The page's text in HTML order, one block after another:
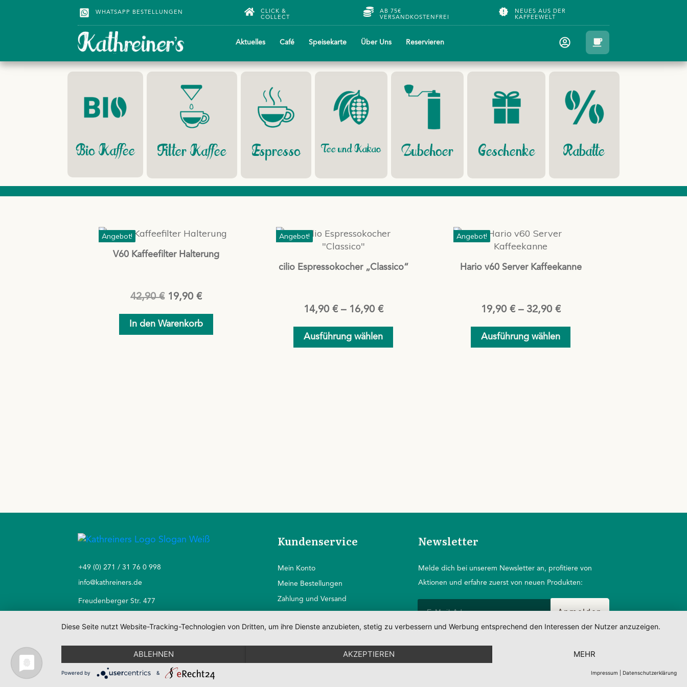
WHATSAPP BESTELLUNGEN
CLICK &
COLLECT
AB 75€
VERSANDKOSTENFREI
NEUES AUS DER
KAFFEEWELT
Aktuelles Café Speisekarte Über Uns Reservieren
Bio Kaffee Filter Kaffee Espresso Tee und Kakao Zubehoer Geschenke Rabatte
Angebot!
V60 Kaffeefilter Halterung
42,90€ Ursprünglicher
war:
19,90€Aktueller
ist:
In den Warenkorb
Angebot!
cilio Espressokocher „Classico“
14,90 €– 16,90 €
Ausführung wählen
Dieses
Produkt
mehrere
Die
können
auf
Angebot!
Hario v60 Server Kaffeekanne
19,90 €– 32,90 €
Ausführung wählen
Dieses
Produkt
mehrere
Die
können
auf
+49 (0) 271 / 31 76 0 998
info@kathreiners.de
Freudenberger Str. 477
Kundenservice
Mein Konto
Meine Bestellungen
Zahlung und Versand
Unser Bio-Zertifikat
Newsletter
Melde dich bei unserem Newsletter an, profitiere von
Aktionen und erfahre zuerst von neuen Produkten:
Anmelden
Datenschutz POWERED BY SEYER MARKETING ©2022
Diese Seite nutzt Website-Tracking-Technologien von Dritten, um ihre Dienste anzubieten, stetig zu verbessern und Werbung entsprechend den Interessen der Nutzer anzuzeigen.
ABLEHNEN AKZEPTIEREN MEHR
Powered by & Impressum Datenschutzerklärung